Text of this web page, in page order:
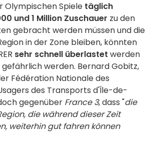
Olympischen Spiele täglich
und 1 Million Zuschauer zu den
gebracht werden müssen und die
in der Zone bleiben, könnten
sehr schnell überlastet werden
gefährlich werden. Bernard Gobitz,
Fédération Nationale des
des Transports d'Île-de-
gegenüber France 3, dass "die
die während dieser Zeit
weiterhin gut fahren können